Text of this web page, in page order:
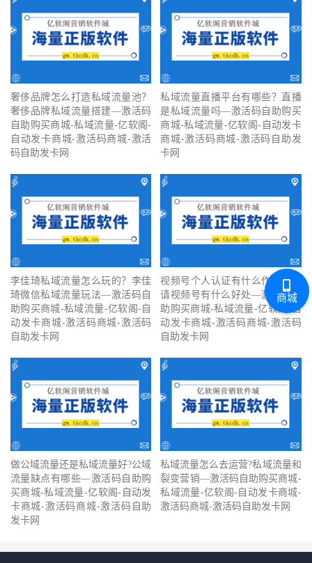
奢侈品牌怎么打造私域流量池？
奢侈品牌私域流量搭建—激活码
自助购买商城-私域流量-亿软阁-
自动发卡商城-激活码商城-激活
码自助发卡网
私域流量直播平台有哪些？直播
是私域流量吗—激活码自助购买
商城-私域流量-亿软阁-自动发卡
商城-激活码商城-激活码自助发
卡网
李佳琦私域流量怎么玩的？李佳
琦微信私域流量玩法—激活码自
助购买商城-私域流量-亿软阁-自
动发卡商城-激活码商城-激活码
自助发卡网
视频号个人认证有什么作用？申
请视频号有什么好处—激活码自
助购买商城-私域流量-亿软阁-自
动发卡商城-激活码商城-激活码
自助发卡网
做公域流量还是私域流量好?公域
流量缺点有哪些—激活码自助购
买商城-私域流量-亿软阁-自动发
卡商城-激活码商城-激活码自助
发卡网
私域流量怎么去运营?私域流量和
裂变营销—激活码自助购买商城-
私域流量-亿软阁-自动发卡商城-
激活码商城-激活码自助发卡网
商城